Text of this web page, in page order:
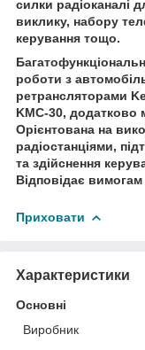
силки радіоканалі
виклику, набору
керування тощо.
роботи з
ретрансляторами
KМС-30, додатково
Орієнтована на
радіостанціями,
та здійснення
Відповідає
Приховати
Характеристики
Основні
Виробник